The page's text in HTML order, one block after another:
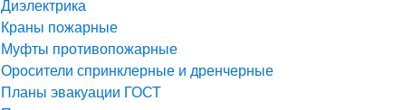
Диэлектрика
Краны пожарные
Муфты противопожарные
Оросители спринклерные и дренчерные
Планы эвакуации ГОСТ